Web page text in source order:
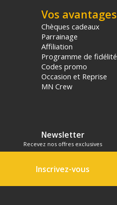
Vos avantages
Chèques cadeaux
Parrainage
Affiliation
Programme de fidélité
Codes promo
Occasion et Reprise
MN Crew
Newsletter
Recevez nos offres exclusives
Inscrivez-vous